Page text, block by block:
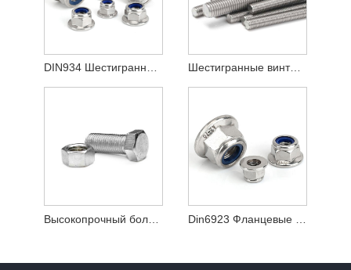
Шестигранные винты DIN931 из нержавеющей стали
Высокопрочный болт с шестигранной головкой из черной углеродистой стали класса 12,9